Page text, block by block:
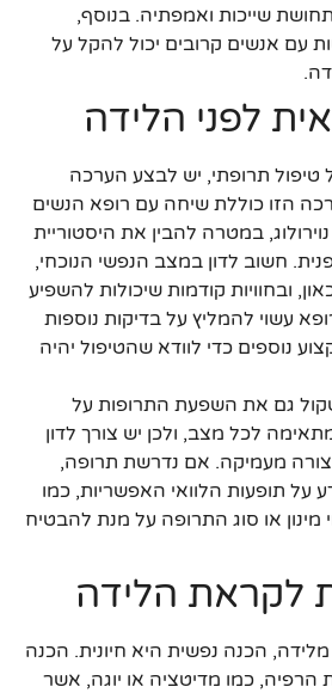
שייכות ואמפתיה. בנוסף,
עם אנשים קרובים יכול להקל על
לפני הלידה
תרופתי, יש לבצע הערכה
הזו כוללת שיחה עם רופא הנשים
במטרה להבין את היסטוריית
חשוב לדון במצב הנפשי הנוכחי,
ובחוויות קודמות שיכולות להשפיע
עשוי להמליץ על בדיקות נוספות
נוספים כדי לוודא שהטיפול יהיה
גם את השפעת התרופות על
לכל מצב, ולכן יש צורך לדון
מעמיקה. אם נדרשת תרופה,
תופעות הלוואי האפשריות, כמו
מינון או סוג התרופה על מנת להבטיח
לקראת הלידה
הכנה נפשית היא חיונית. הכנה
הרפיה, כמו מדיטציה או יוגה, אשר